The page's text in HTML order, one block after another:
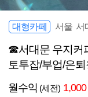
대형카페 서울 서
☎서대문 우지커
토투잡/부업/은
월수익 (세전)